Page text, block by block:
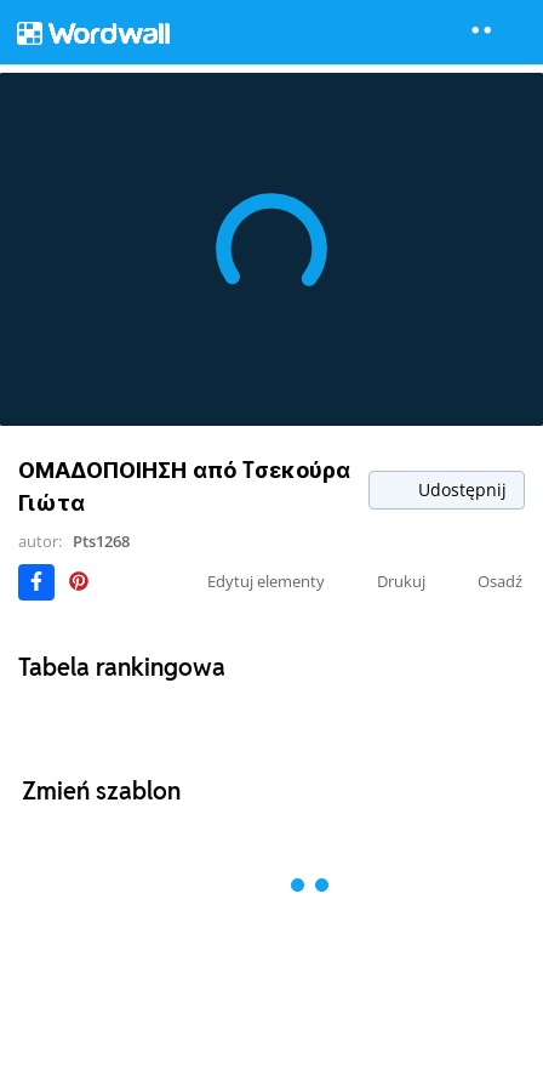
ΟΜΑΔΟΠΟΙΗΣΗ από Tσεκούρα
Γιώτα
Udostępnij
autor: Pts1268
Edytuj elementy
Drukuj Osadź
Tabela rankingowa
Zmień szablon